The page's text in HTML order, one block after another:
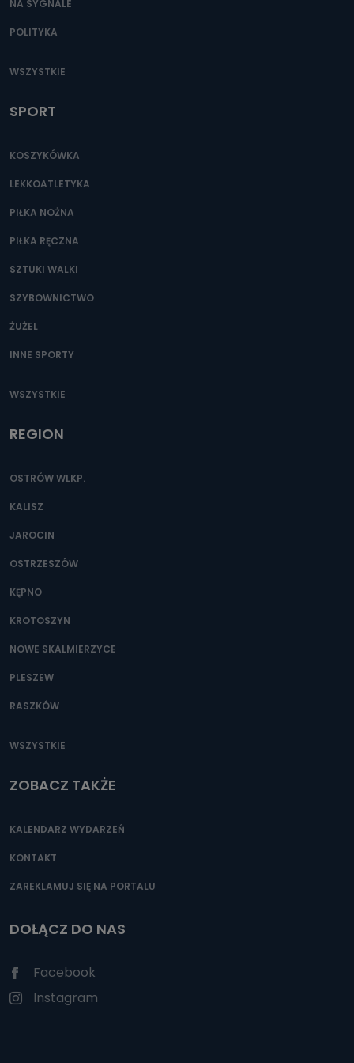
biznesowej działalności.
NA SYGNALE
POLITYKA
WSZYSTKIE
SPORT
KOSZYKÓWKA
LEKKOATLETYKA
PIŁKA NOŻNA
PIŁKA RĘCZNA
SZTUKI WALKI
SZYBOWNICTWO
ŻUŻEL
INNE SPORTY
WSZYSTKIE
REGION
OSTRÓW WLKP.
KALISZ
JAROCIN
OSTRZESZÓW
KĘPNO
KROTOSZYN
NOWE SKALMIERZYCE
PLESZEW
RASZKÓW
WSZYSTKIE
ZOBACZ TAKŻE
KALENDARZ WYDARZEŃ
KONTAKT
ZAREKLAMUJ SIĘ NA PORTALU
DOŁĄCZ DO NAS
Facebook
Instagram